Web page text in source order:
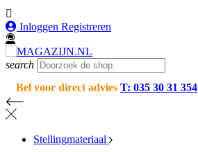

Inloggen Registreren
search
Bel voor direct advies T: 035 30 31 354
Stellingmateriaal